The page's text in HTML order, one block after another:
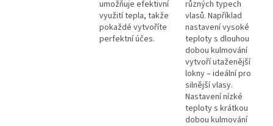
umožňuje efektivní
využití tepla, takže
pokaždé vytvoříte
perfektní účes.
různých typech
vlasů. Například
nastavení vysoké
teploty s dlouhou
dobou kulmování
vytvoří utaženější
lokny – ideální pro
silnější vlasy.
Nastavení nízké
teploty s krátkou
dobou kulmování